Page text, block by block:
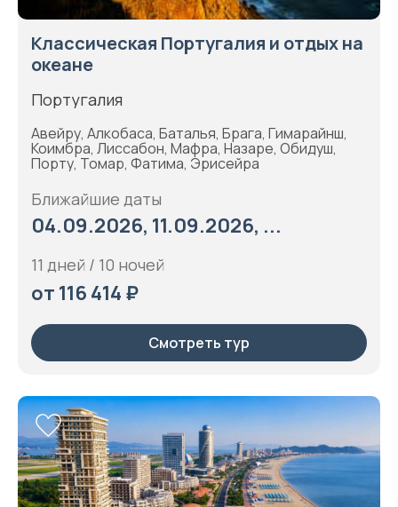
Классическая Португалия и отдых на
океане
Португалия
Авейру, Алкобаса, Баталья, Брага, Гимарайнш,
Коимбра, Лиссабон, Мафра, Назаре, Обидуш,
Порту, Томар, Фатима, Эрисейра
Ближайшие даты
04.09.2026, 11.09.2026, ...
11 дней / 10 ночей
от 116 414 ₽
Смотреть тур